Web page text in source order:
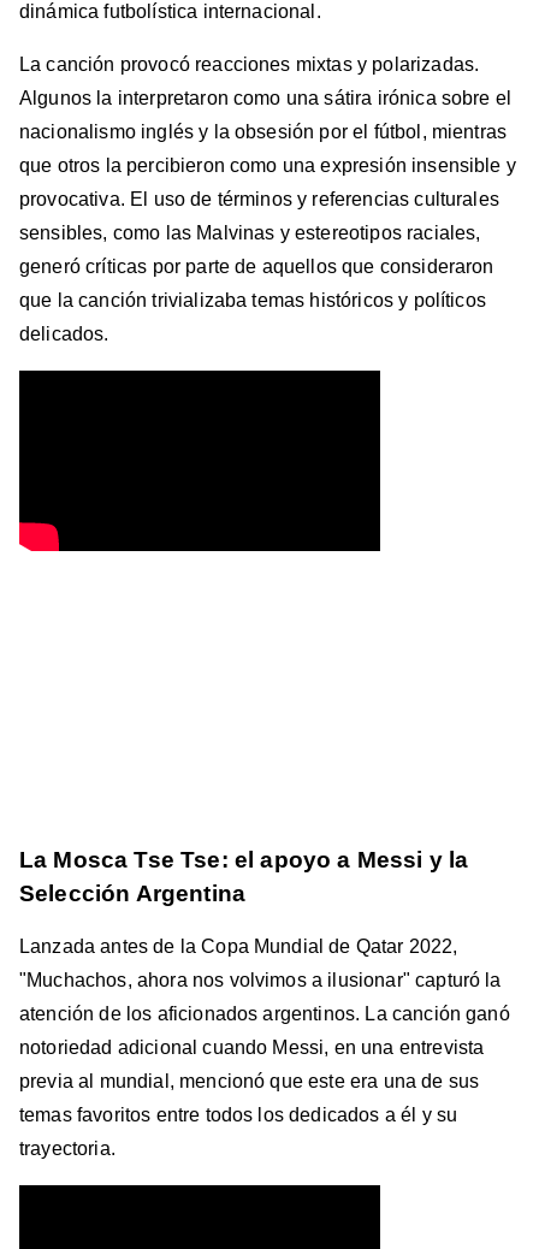
dinámica futbolística internacional.
La canción provocó reacciones mixtas y polarizadas.
Algunos la interpretaron como una sátira irónica sobre el
nacionalismo inglés y la obsesión por el fútbol, mientras
que otros la percibieron como una expresión insensible y
provocativa. El uso de términos y referencias culturales
sensibles, como las Malvinas y estereotipos raciales,
generó críticas por parte de aquellos que consideraron
que la canción trivializaba temas históricos y políticos
delicados.
La Mosca Tse Tse: el apoyo a Messi y la
Selección Argentina
Lanzada antes de la Copa Mundial de Qatar 2022,
"Muchachos, ahora nos volvimos a ilusionar" capturó la
atención de los aficionados argentinos. La canción ganó
notoriedad adicional cuando Messi, en una entrevista
previa al mundial, mencionó que este era una de sus
temas favoritos entre todos los dedicados a él y su
trayectoria.